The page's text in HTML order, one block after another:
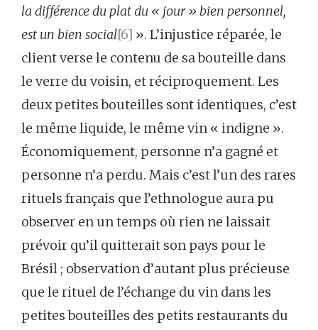
la différence du plat du « jour » bien personnel,
est un bien social[6] ». L’injustice réparée, le
client verse le contenu de sa bouteille dans
le verre du voisin, et réciproquement. Les
deux petites bouteilles sont identiques, c’est
le même liquide, le même vin « indigne ».
Économiquement, personne n’a gagné et
personne n’a perdu. Mais c’est l’un des rares
rituels français que l’ethnologue aura pu
observer en un temps où rien ne laissait
prévoir qu’il quitterait son pays pour le
Brésil ; observation d’autant plus précieuse
que le rituel de l’échange du vin dans les
petites bouteilles des petits restaurants du